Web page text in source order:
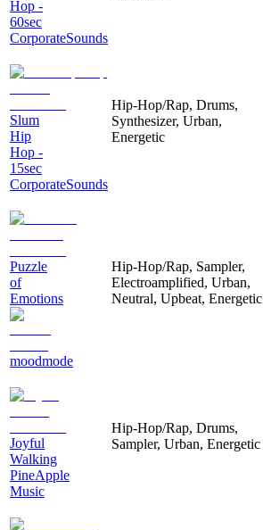
Hop -
60sec
CorporateSounds
Slum
Hip
Hop -
15sec
CorporateSounds
Hip-Hop/Rap, Drums,
Synthesizer, Urban,
Energetic
Puzzle
of
Emotions
moodmode
Hip-Hop/Rap, Sampler,
Electroamplified, Urban,
Neutral, Upbeat, Energetic
Joyful
Walking
PineApple
Music
Hip-Hop/Rap, Drums,
Sampler, Urban, Energetic